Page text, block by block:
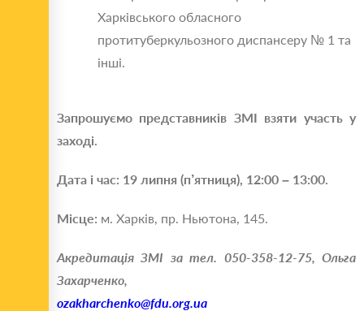
Харківського обласного
протитуберкульозного диспансеру № 1 та
інші.
Запрошуємо представників ЗМІ взяти участь у
заході.
Дата і час: 19 липня (п’ятниця), 12:00 – 13:00.
Місце: м. Харків, пр. Ньютона, 145.
Акредитація ЗМІ за тел. 050-358-12-75, Ольга
Захарченко,
ozakharchenko@fdu.org.ua